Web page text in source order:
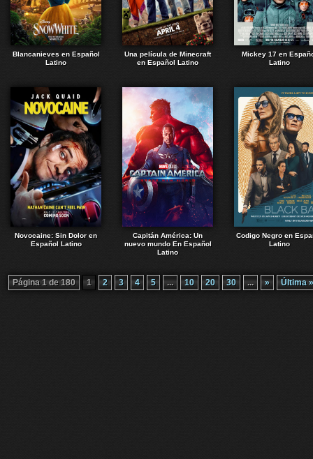
Blancanieves en Español
Latino
Una película de Minecraft
en Español Latino
Mickey 17 en
Latino
Novocaine: Sin Dolor en
Español Latino
Capitán América: Un
nuevo mundo En Español
Latino
Codigo Negro en
Latino
Página 1 de 180 1 2 3 4 5 ... 10 20 30 ... » Última »